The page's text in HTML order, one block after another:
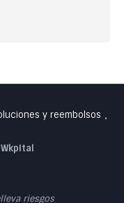
y reembolsos •
Wkpital
riesgos